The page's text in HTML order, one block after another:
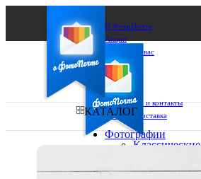
О ФотоПочте
Акции
Сделаем за вас
Бизнесу
FAQ
Франшиза
Поддержка и контакты
Оплата и доставка
КАТАЛОГ
Фотографии
Классические
10х10